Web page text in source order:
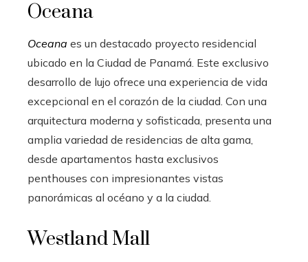
Oceana
Oceana es un destacado proyecto residencial
ubicado en la Ciudad de Panamá. Este exclusivo
desarrollo de lujo ofrece una experiencia de vida
excepcional en el corazón de la ciudad. Con una
arquitectura moderna y sofisticada, presenta una
amplia variedad de residencias de alta gama,
desde apartamentos hasta exclusivos
penthouses con impresionantes vistas
panorámicas al océano y a la ciudad.
Westland Mall